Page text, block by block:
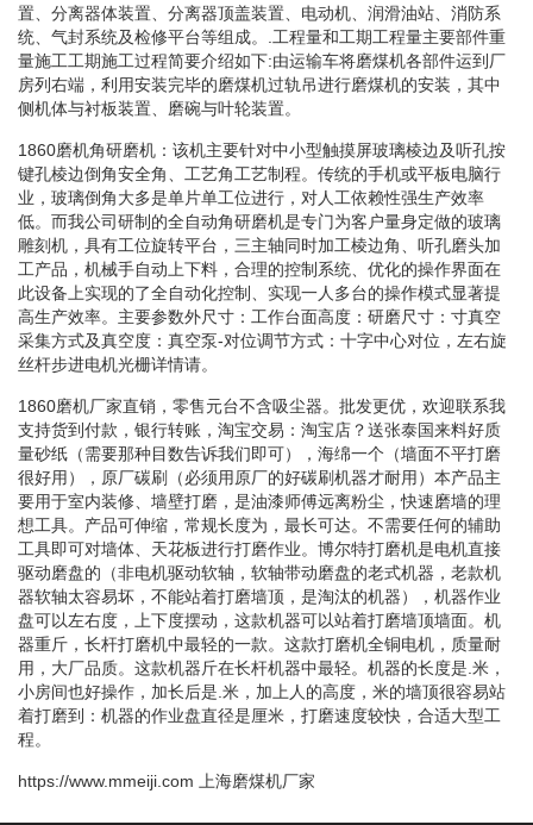
置、分离器体装置、分离器顶盖装置、电动机、润滑油站、消防系
统、气封系统及检修平台等组成。.工程量和工期工程量主要部件重
量施工工期施工过程简要介绍如下:由运输车将磨煤机各部件运到厂
房列右端，利用安装完毕的磨煤机过轨吊进行磨煤机的安装，其中
侧机体与衬板装置、磨碗与叶轮装置。
1860磨机角研磨机：该机主要针对中小型触摸屏玻璃棱边及听孔按
键孔棱边倒角安全角、工艺角工艺制程。传统的手机或平板电脑行
业，玻璃倒角大多是单片单工位进行，对人工依赖性强生产效率
低。而我公司研制的全自动角研磨机是专门为客户量身定做的玻璃
雕刻机，具有工位旋转平台，三主轴同时加工棱边角、听孔磨头加
工产品，机械手自动上下料，合理的控制系统、优化的操作界面在
此设备上实现的了全自动化控制、实现一人多台的操作模式显著提
高生产效率。主要参数外尺寸：工作台面高度：研磨尺寸：寸真空
采集方式及真空度：真空泵-对位调节方式：十字中心对位，左右旋
丝杆步进电机光栅详情请。
1860磨机厂家直销，零售元台不含吸尘器。批发更优，欢迎联系我
支持货到付款，银行转账，淘宝交易：淘宝店？送张泰国来料好质
量砂纸（需要那种目数告诉我们即可），海绵一个（墙面不平打磨
很好用），原厂碳刷（必须用原厂的好碳刷机器才耐用）本产品主
要用于室内装修、墙壁打磨，是油漆师傅远离粉尘，快速磨墙的理
想工具。产品可伸缩，常规长度为，最长可达。不需要任何的辅助
工具即可对墙体、天花板进行打磨作业。博尔特打磨机是电机直接
驱动磨盘的（非电机驱动软轴，软轴带动磨盘的老式机器，老款机
器软轴太容易坏，不能站着打磨墙顶，是淘汰的机器），机器作业
盘可以左右度，上下度摆动，这款机器可以站着打磨墙顶墙面。机
器重斤，长杆打磨机中最轻的一款。这款打磨机全铜电机，质量耐
用，大厂品质。这款机器斤在长杆机器中最轻。机器的长度是.米，
小房间也好操作，加长后是.米，加上人的高度，米的墙顶很容易站
着打磨到：机器的作业盘直径是厘米，打磨速度较快，合适大型工
程。
https://www.mmeiji.com 上海磨煤机厂家